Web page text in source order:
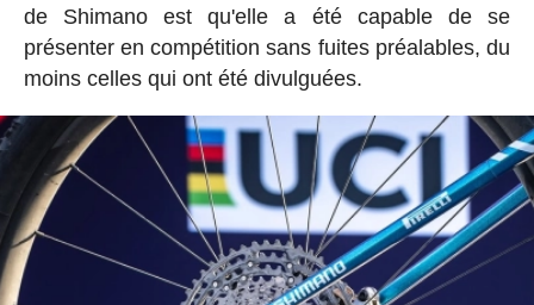
de Shimano est qu'elle a été capable de se
présenter en compétition sans fuites préalables, du
moins celles qui ont été divulguées.